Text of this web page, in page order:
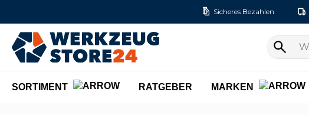
Sicheres Bezahlen
SORTIMENT RATGEBER MARKEN